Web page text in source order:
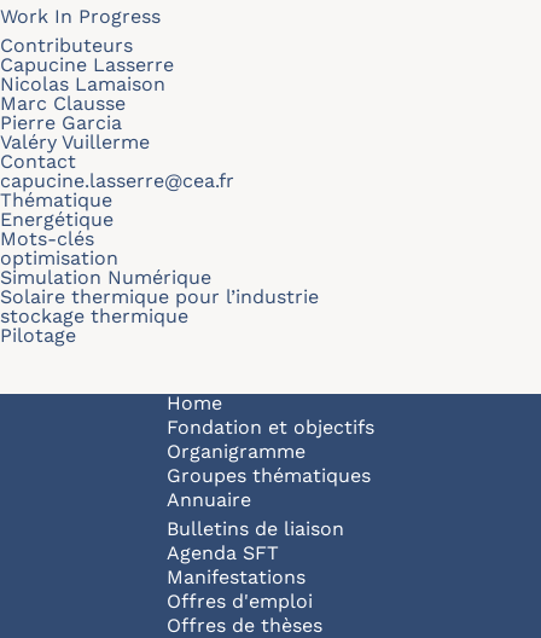
Work In Progress
Contributeurs
Capucine Lasserre
Nicolas Lamaison
Marc Clausse
Pierre Garcia
Valéry Vuillerme
Contact
capucine.lasserre@cea.fr
Thématique
Energétique
Mots-clés
optimisation
Simulation Numérique
Solaire thermique pour l’industrie
stockage thermique
Pilotage
Navigation principale
Home
Fondation et objectifs
Organigramme
Groupes thématiques
Annuaire
Bulletins de liaison
Agenda SFT
Manifestations
Offres d'emploi
Offres de thèses